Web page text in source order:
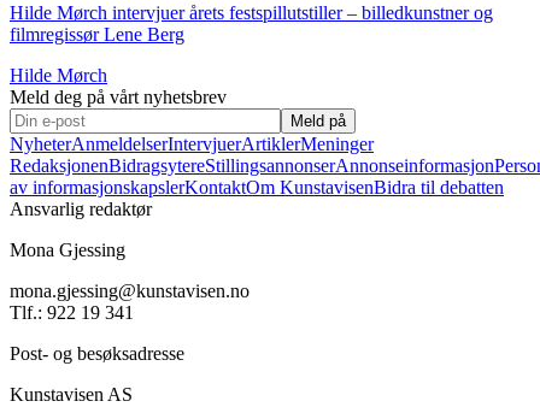
Hilde Mørch intervjuer årets festspillutstiller – billedkunstner og
filmregissør Lene Berg
Hilde Mørch
Meld deg på vårt nyhetsbrev
Meld på
NyheterAnmeldelserIntervjuerArtiklerMeninger
RedaksjonenBidragsytereStillingsannonserAnnonseinformasjon
av informasjonskapslerKontaktOm KunstavisenBidra til debatten
Ansvarlig redaktør
Mona Gjessing
mona.gjessing@kunstavisen.no
Tlf.: 922 19 341
Post- og besøksadresse
Kunstavisen AS